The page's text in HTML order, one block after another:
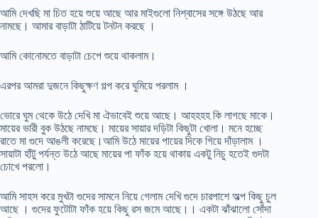
আমি দেখছি মা চিত হয়ে শুয়ে আছে আর মাইগুলো নিশ্বাসের সঙ্গে উঠছে আর
নামছে। আমার বাড়াটা ঠাটিয়ে টনটন করছে ।
আমি কোনোমতে বাড়াটা চেপে শুয়ে থাকলাম।
এরপর আমরা দুজনে কিছুক্ষণ গল্প করে ঘুমিয়ে পরলাম ।
ভোরে ঘুম থেকে উঠে দেখি মা ঐভাবেই শুয়ে আছে। আহহহহ কি লাগছে মাকে।
মায়ের ভারী বুক উঠছে নামছে। মায়ের সায়ার দড়িটা কিছুটা খোলা। মনে হচ্ছে
রাতে মা গুদে আঙলী করেছে।আমি উঠে মায়ের পায়ের দিকে গিয়ে দাঁড়ালাম ।
সায়াটা হাঁটু পর্যন্ত উঠে আছে মায়ের পা ফাঁক হয়ে থাকায় একটু নিচু হতেই গুদটা
চোখে পরলো।
আমি সাহস করে মুখটা গুদের সামনে নিয়ে গেলাম দেখি গুদে চারপাশে অল্প কিছু চুল
আছে । গুদের ফুটোটা ফাঁক হয়ে কিছু রস জমে আছে।। একটা ঝাঁঝালো সোঁদা